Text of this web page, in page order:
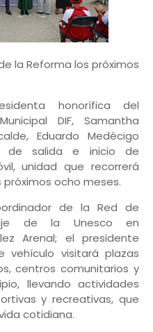
la Reforma los próximos
honorífica del
DIF, Samantha
Eduardo Medécigo
de salida e inicio de
unidad que recorrerá
próximos ocho meses.
de la Red de
de la Unesco en
Arenal; el presidente
vehículo visitará plazas
centros comunitarios y
llevando actividades
y recreativas, que
cotidiana.